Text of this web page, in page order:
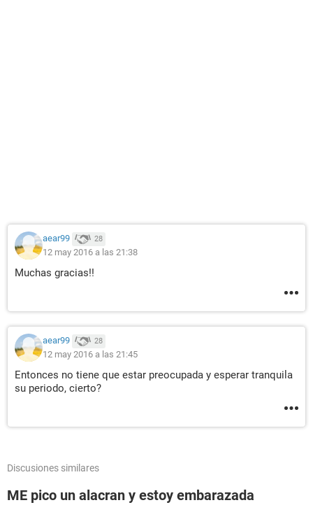
aear99 28
12 may 2016 a las 21:38
Muchas gracias!!
aear99 28
12 may 2016 a las 21:45
Entonces no tiene que estar preocupada y esperar tranquila
su periodo, cierto?
Discusiones similares
ME pico un alacran y estoy embarazada